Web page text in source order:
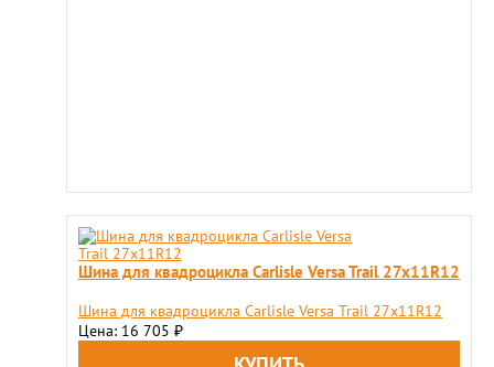
Шина для квадроцикла Carlisle Versa Trail 27x11R12
Шина для квадроцикла Carlisle Versa Trail 27x11R12
Цена: 16 705 ₽